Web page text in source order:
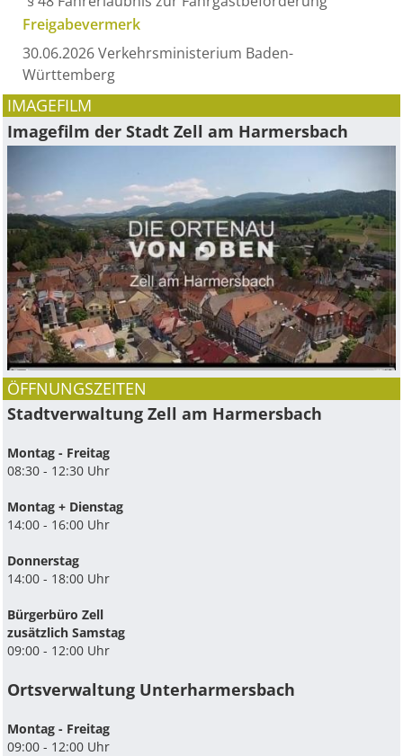
Freigabevermerk
30.06.2026 Verkehrsministerium Baden-
Württemberg
IMAGEFILM
Imagefilm der Stadt Zell am Harmersbach
ÖFFNUNGSZEITEN
Stadtverwaltung Zell am Harmersbach
Montag - Freitag
08:30 - 12:30 Uhr
Montag + Dienstag
14:00 - 16:00 Uhr
Donnerstag
14:00 - 18:00 Uhr
Bürgerbüro Zell
zusätzlich Samstag
09:00 - 12:00 Uhr
Ortsverwaltung Unterharmersbach
Montag - Freitag
09:00 - 12:00 Uhr